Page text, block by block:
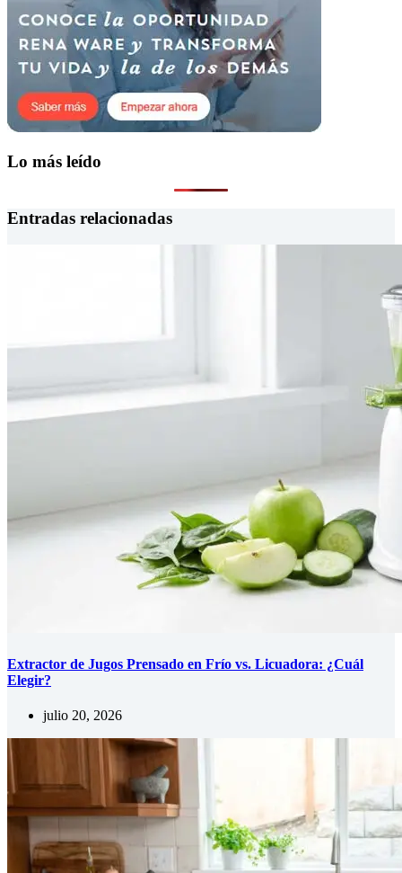
Lo más leído
Entradas relacionadas
Extractor de Jugos Prensado en Frío vs. Licuadora: ¿Cuál
Elegir?
julio 20, 2026